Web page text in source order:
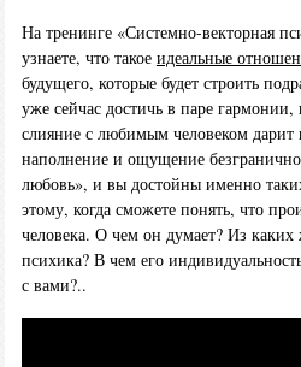
На тренинге «Системно-векторная
узнаете, что такое идеальные
будущего, которые будет строить
уже сейчас достичь в паре
слияние с любимым человеком дарит
наполнение и ощущение
любовь», и вы достойны именно
этому, когда сможете понять, что
человека. О чем он думает? Из каких
психика? В чем его
с вами?..